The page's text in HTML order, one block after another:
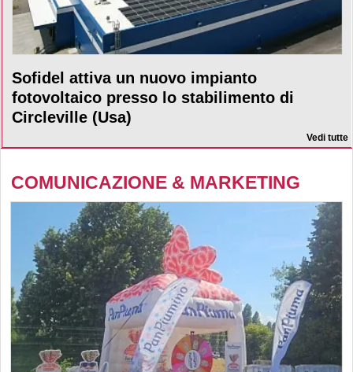
Sofidel attiva un nuovo impianto
fotovoltaico presso lo stabilimento di
Circleville (Usa)
Vedi tutte
COMUNICAZIONE & MARKETING